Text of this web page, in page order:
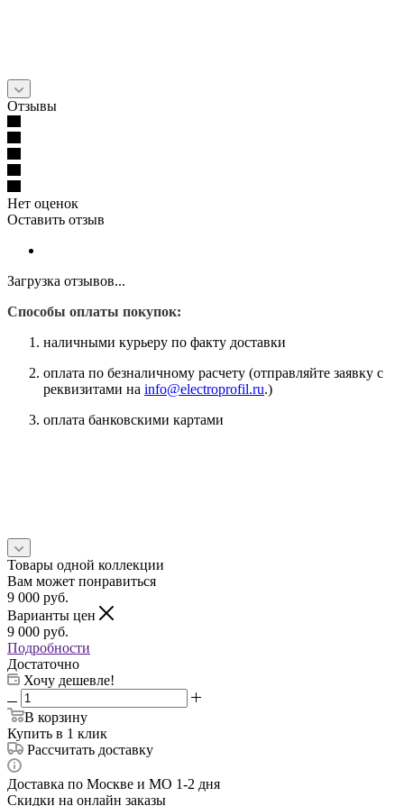
Отзывы
Нет оценок
Оставить отзыв
Загрузка отзывов...
Способы оплаты покупок:
наличными курьеру по факту доставки
оплата по безналичному расчету (отправляйте заявку с
реквизитами на info@electroprofil.ru.)
оплата банковскими картами
Товары одной коллекции
Вам может понравиться
9 000 руб.
Варианты цен
9 000 руб.
Подробности
Достаточно
Хочу дешевле!
В корзину
Купить в 1 клик
Рассчитать доставку
Доставка по Москве и МО 1-2 дня
Скидки на онлайн заказы